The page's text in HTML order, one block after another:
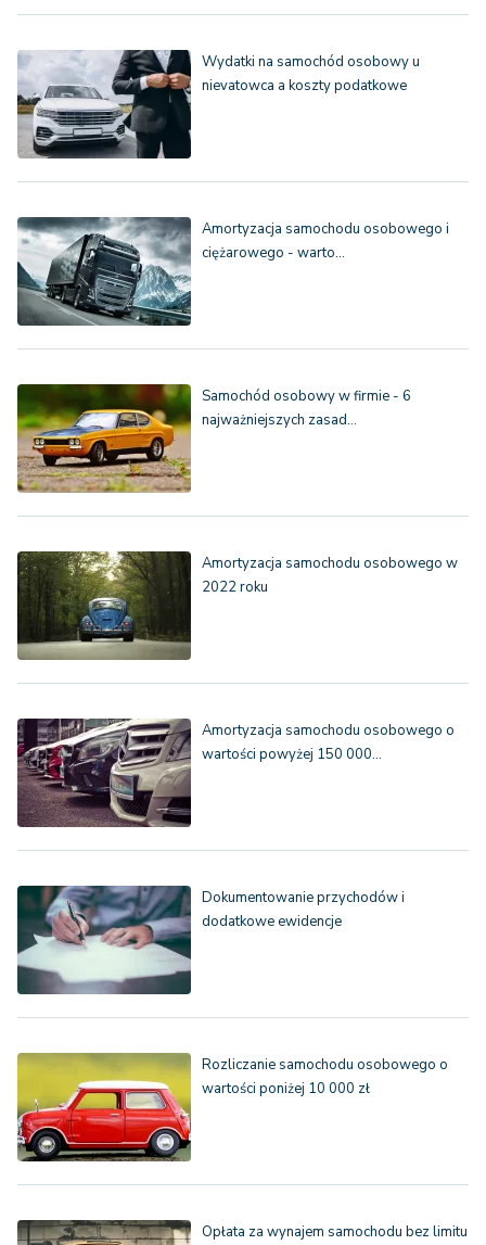
Wydatki na samochód osobowy u
nievatowca a koszty podatkowe
Amortyzacja samochodu osobowego i
ciężarowego - warto…
Samochód osobowy w firmie - 6
najważniejszych zasad…
Amortyzacja samochodu osobowego w
2022 roku
Amortyzacja samochodu osobowego o
wartości powyżej 150 000…
Dokumentowanie przychodów i
dodatkowe ewidencje
Rozliczanie samochodu osobowego o
wartości poniżej 10 000 zł
Opłata za wynajem samochodu bez limitu